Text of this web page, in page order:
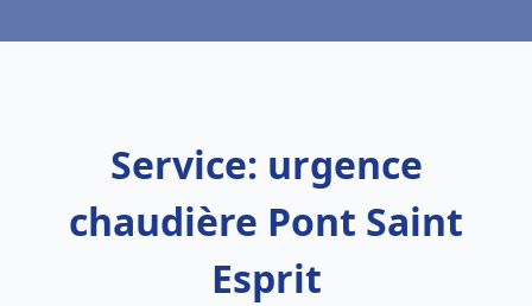
Service: urgence
chaudière Pont Saint
Esprit